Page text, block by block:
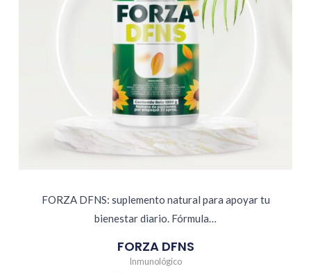
FORZA DFNS: suplemento natural para apoyar tu
bienestar diario. Fórmula…
FORZA DFNS
Inmunológico